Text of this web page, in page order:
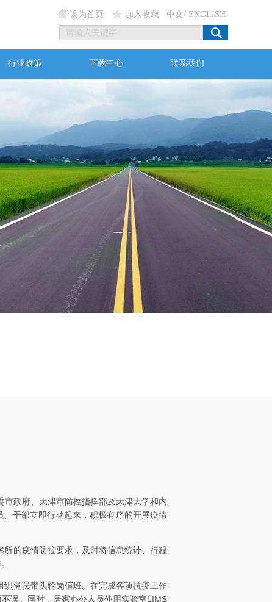
设为首页 加入收藏 中文/ ENGLISH
行业政策 下载中心 联系我们
政府、天津市防控指挥部及天津大学和内
干部立即行动起来，积极有序的开展疫情
的疫情防控要求，及时将信息统计、行程
党员带头轮岗值班。在完成各项抗疫工作
误。同时，居家办公人员使用实验室LIMS